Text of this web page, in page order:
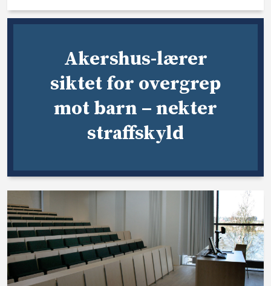
Akershus-lærer
siktet for overgrep
mot barn – nekter
straffskyld